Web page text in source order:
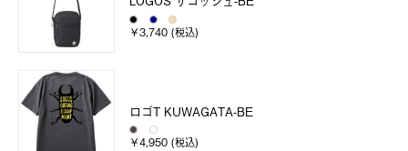
￥3,740 (税込)
ロゴT KUWAGATA-BE
￥4,950 (税込)